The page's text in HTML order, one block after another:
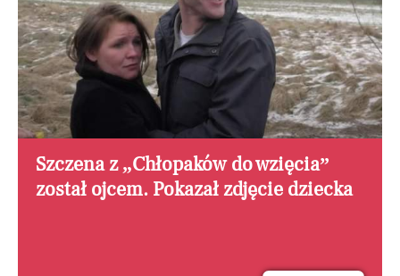
Szczena z „Chłopaków do wzięcia”
został ojcem. Pokazał zdjęcie dziecka